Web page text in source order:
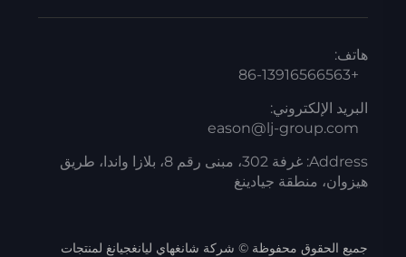
هاتف:
+86-13916566563
البريد الإلكتروني:
eason@lj-group.com
Address: غرفة 302، مبنى رقم 8، بلازا واندا، طريق
هيزوان، منطقة جيادينغ
جميع الحقوق محفوظة © شركة شانغهاي ليانغجيانغ لمنتجات